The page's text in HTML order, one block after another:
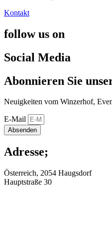
Kontakt
follow us on
Social Media
Abonnieren Sie
Neuigkeiten vom Winzerhof,
E-Mail
Absenden
Adresse;
Österreich, 2054 Haugsdorf
Hauptstraße 30